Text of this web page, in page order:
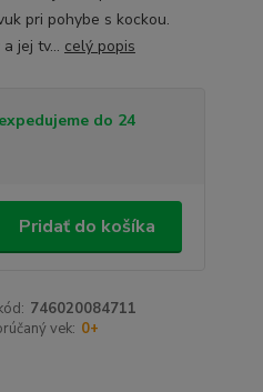
pri pohybe s kockou.
jej tv... celý popis
do 24
Pridať do košíka
746020084711
vek: 0+